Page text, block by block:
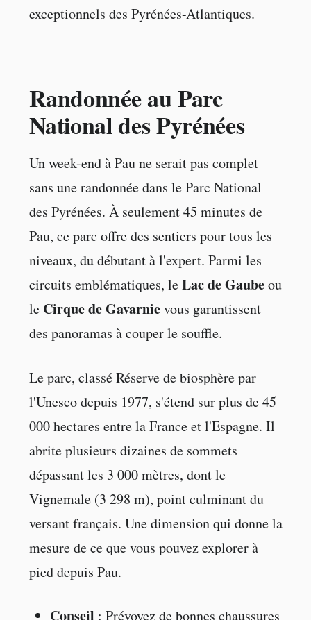
exceptionnels des Pyrénées-Atlantiques.
Randonnée au Parc
National des Pyrénées
Un week-end à Pau ne serait pas complet
sans une randonnée dans le Parc National
des Pyrénées. À seulement 45 minutes de
Pau, ce parc offre des sentiers pour tous les
niveaux, du débutant à l'expert. Parmi les
circuits emblématiques, leLac de Gaubeou
le Cirque de Gavarnievous garantissent
des panoramas à couper le souffle.
Le parc, classé Réserve de biosphère par
l'Unesco depuis 1977, s'étend sur plus de 45
000 hectares entre la France et l'Espagne. Il
abrite plusieurs dizaines de sommets
dépassant les 3 000 mètres, dont le
Vignemale (3 298 m), point culminant du
versant français. Une dimension qui donne la
mesure de ce que vous pouvez explorer à
pied depuis Pau.
Conseil : Prévoyez de bonnes chaussures